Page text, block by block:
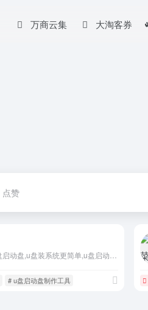
万商云集 大淘客券
点赞
# u盘启动盘制作工具